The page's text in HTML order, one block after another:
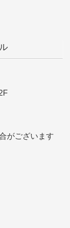
がございます